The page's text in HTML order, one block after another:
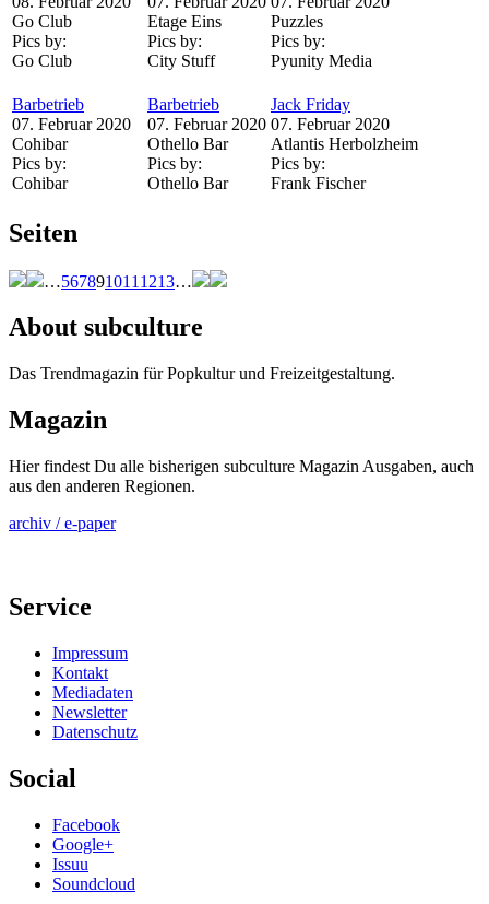
Go Club
Pics by:
Go Club
Etage Eins
Pics by:
City Stuff
Puzzles
Pics by:
Pyunity Media
Barbetrieb
07. Februar 2020
Cohibar
Pics by:
Cohibar
Barbetrieb
07. Februar 2020
Othello Bar
Pics by:
Othello Bar
Jack Friday
07. Februar 2020
Atlantis Herbolzheim
Pics by:
Frank Fischer
Seiten
…567891011 1213…
About subculture
Das Trendmagazin für Popkultur und Freizeitgestaltung.
Magazin
Hier findest Du alle bisherigen subculture Magazin Ausgaben, auch
aus den anderen Regionen.
archiv / e-paper
Service
Impressum
Kontakt
Mediadaten
Newsletter
Datenschutz
Social
Facebook
Google+
Issuu
Soundcloud